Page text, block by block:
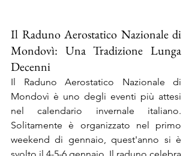
Il Raduno Aerostatico Nazionale di
Mondovì: Una Tradizione Lunga
Decenni
Il Raduno Aerostatico Nazionale di
Mondovì è uno degli eventi più attesi
nel calendario invernale italiano.
Solitamente è organizzato nel primo
weekend di gennaio, quest'anno si è